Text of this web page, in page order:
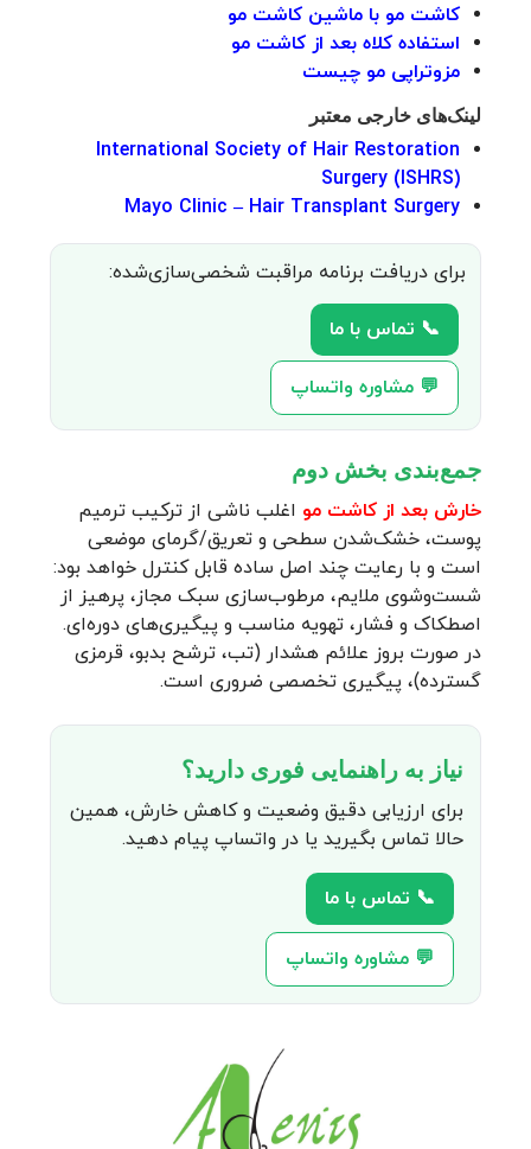
کاشت مو با ماشین کاشت مو
استفاده کلاه بعد از کاشت مو
مزوتراپی مو چیست
لینک‌های خارجی معتبر
International Society of Hair Restoration
Surgery (ISHRS)
Mayo Clinic – Hair Transplant Surgery
برای دریافت برنامه مراقبت شخصی‌سازی‌شده:
📞 تماس با ما
💬 مشاوره واتساپ
جمع‌بندی بخش دوم
خارش بعد از کاشت مو اغلب ناشی از ترکیب ترمیم
پوست، خشک‌شدن سطحی و تعریق/گرمای موضعی
است و با رعایت چند اصل ساده قابل کنترل خواهد بود:
شست‌وشوی ملایم، مرطوب‌سازی سبک مجاز، پرهیز از
اصطکاک و فشار، تهویه مناسب و پیگیری‌های دوره‌ای.
در صورت بروز علائم هشدار (تب، ترشح بدبو، قرمزی
گسترده)، پیگیری تخصصی ضروری است.
نیاز به راهنمایی فوری دارید؟
برای ارزیابی دقیق وضعیت و کاهش خارش، همین
حالا تماس بگیرید یا در واتساپ پیام دهید.
📞 تماس با ما
💬 مشاوره واتساپ